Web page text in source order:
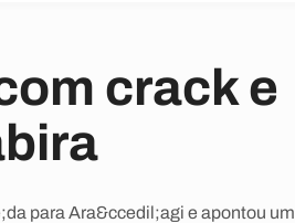
crack e
para Ara&ccedil;agi e apontou um